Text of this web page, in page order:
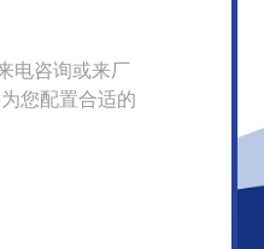
电咨询或来厂
您配置合适的